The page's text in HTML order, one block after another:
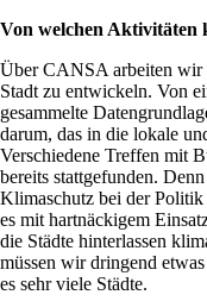
Von welchen Aktivitäten
Über CANSA arbeiten wir
Stadt zu entwickeln. Von
gesammelte
darum, das in die lokale
Verschiedene Treffen mit
bereits stattgefunden.
Klimaschutz bei der
es mit hartnäckigem
die Städte hinterlassen
müssen wir dringend
es sehr viele Städte.